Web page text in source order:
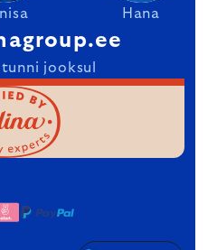
Hana
jooksul